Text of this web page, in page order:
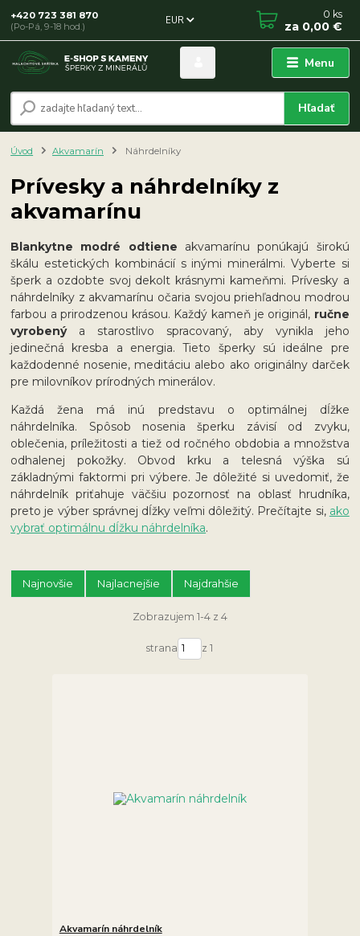
Menu
EUR
Hľadať
+420 723 381 870
(Po-Pá, 9-18 hod.)
0 ks
za 0,00 €
Úvod Akvamarín Náhrdelníky
Prívesky a náhrdelníky z
akvamarínu
Blankytne modré odtiene akvamarínu ponúkajú širokú
škálu estetických kombinácií s inými minerálmi. Vyberte si
šperk a ozdobte svoj dekolt krásnymi kameňmi. Prívesky a
náhrdelníky z akvamarínu očaria svojou priehľadnou modrou
farbou a prirodzenou krásou. Každý kameň je originál, ručne
vyrobenýa starostlivo spracovaný, aby vynikla jeho
jedinečná kresba a energia. Tieto šperky sú ideálne pre
každodenné nosenie, meditáciu alebo ako originálny darček
pre milovníkov prírodných minerálov.
Každá žena má inú predstavu o optimálnej dĺžke
náhrdelníka. Spôsob nosenia šperku závisí od zvyku,
oblečenia, príležitosti a tiež od ročného obdobia a množstva
odhalenej pokožky. Obvod krku a telesná výška sú
základnými faktormi pri výbere. Je dôležité si uvedomiť, že
náhrdelník priťahuje väčšiu pozornosť na oblasť hrudníka,
preto je výber správnej dĺžky veľmi dôležitý. Prečítajte si, ako
vybrať optimálnu dĺžku náhrdelníka.
Najnovšie Najlacnejšie Najdrahšie
Zobrazujem 1-4 z 4
strana z 1
Akvamarín náhrdelník